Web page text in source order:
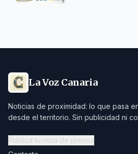
La Voz Canaria
Noticias de proximidad: lo que pasa
desde el territorio. Sin publicidad ni
Publica tu nota de prensa